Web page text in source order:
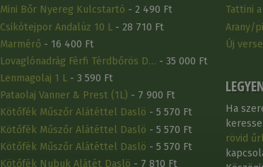
Mini Bőr Nyereg Kulcstartó - 2 490 Ft
Csikótejpor Andalúz 10 L - 28 710 Ft
Marmérő - 16 400 Ft
Lovaglónadrág Férfi Térdbőrös D… - 35 000 Ft
Lenmagolaj 1 L - 3 590 Ft
Pataolaj Vanner & Prest (1L) - 7 900 Ft
Kötőfék Műszőr Alátéttel Daslö - 5 570 Ft
Kötőfék Műszőr Alátéttel Daslö - 5 570 Ft
Kötőfék Műszőr Alátéttel Daslö - 5 570 Ft
Kötőfék Nubuk Alátét Daslö - 7 810 Ft
Tattini
Arany/
Új
Ha
rövid